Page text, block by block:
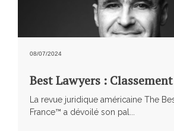
08/07/2024
Best Lawyers :
La revue juridique américaine The
France™ a dévoilé son pal...